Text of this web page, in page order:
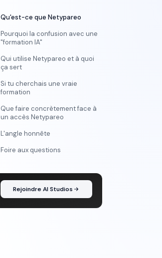
Qu'est-ce que Netypareo
Pourquoi la confusion avec une
"formation IA"
Qui utilise Netypareo et à quoi
ça sert
Si tu cherchais une vraie
formation
Que faire concrètement face à
un accès Netypareo
L'angle honnête
Foire aux questions
Rejoindre AI Studios